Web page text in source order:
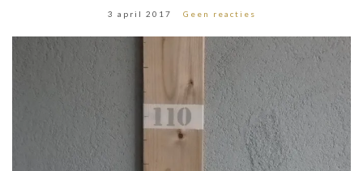
3 april 2017 Geen reacties